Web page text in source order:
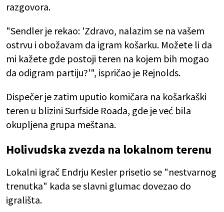
razgovora.
"Sendler je rekao: 'Zdravo, nalazim se na vašem
ostrvu i obožavam da igram košarku. Možete li da
mi kažete gde postoji teren na kojem bih mogao
da odigram partiju?'", ispričao je Rejnolds.
Dispečer je zatim uputio komičara na košarkaški
teren u blizini Surfside Roada, gde je već bila
okupljena grupa meštana.
Holivudska zvezda na lokalnom terenu
Lokalni igrač Endrju Kesler prisetio se "nestvarnog
trenutka" kada se slavni glumac dovezao do
igrališta.